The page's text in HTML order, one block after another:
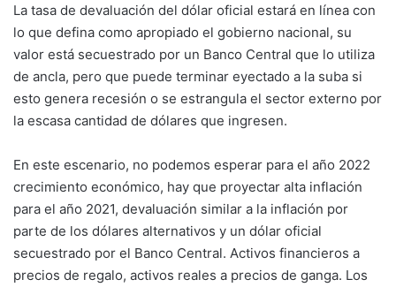
La tasa de devaluación del dólar oficial estará en línea con
lo que defina como apropiado el gobierno nacional, su
valor está secuestrado por un Banco Central que lo utiliza
de ancla, pero que puede terminar eyectado a la suba si
esto genera recesión o se estrangula el sector externo por
la escasa cantidad de dólares que ingresen.
En este escenario, no podemos esperar para el año 2022
crecimiento económico, hay que proyectar alta inflación
para el año 2021, devaluación similar a la inflación por
parte de los dólares alternativos y un dólar oficial
secuestrado por el Banco Central. Activos financieros a
precios de regalo, activos reales a precios de ganga. Los